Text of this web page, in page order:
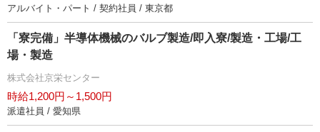
アルバイト・パート / 契約社員 / 東京都
「寮完備」半導体機械のバルブ製造/即入寮/製造・工場/工
場・製造
株式会社京栄センター
時給1,200円～1,500円
派遣社員 / 愛知県